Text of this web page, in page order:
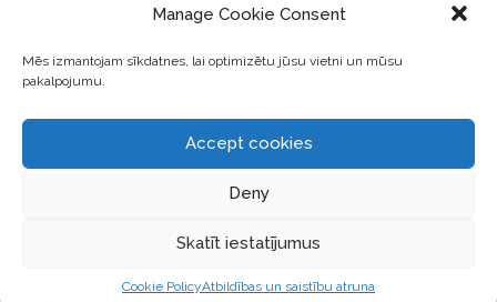
Manage Cookie Consent
Mēs izmantojam sīkdatnes, lai optimizētu jūsu vietni un mūsu
pakalpojumu.
Accept cookies
Deny
Skatīt iestatījumus
Cookie PolicyAtbildības un saistību atruna
E-PASTA ADRESI UN VIETNI
NĀKAMAJAI REIZEI, KAD
KOMENTĀRU.